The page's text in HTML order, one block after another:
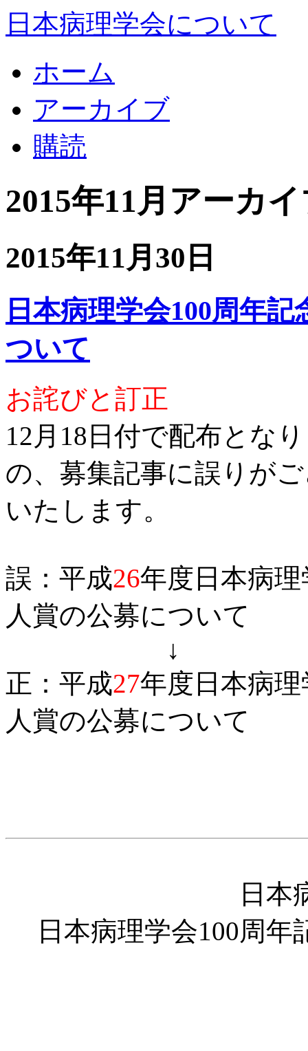
日本病理学会について
ホーム
アーカイブ
購読
2015年11月アーカ
2015年11月30日
日本病理学会100周年
ついて
お詫びと訂正
12月18日付で配布とな
の、募集記事に誤りが
いたします。
誤：平成26年度日本病
人賞の公募について
↓
正：平成27年度日本病
人賞の公募について
日
日本病理学会100周